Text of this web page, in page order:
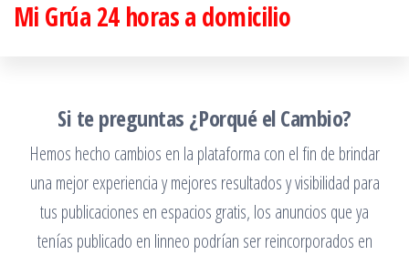
SaltarMi Grúa 24 horas a domicilio
Si te preguntas ¿Porqué el Cambio?
Hemos hecho cambios en la plataforma con el fin de brindar
una mejor experiencia y mejores resultados y visibilidad para
tus publicaciones en espacios gratis, los anuncios que ya
tenías publicado en linneo podrían ser reincorporados en